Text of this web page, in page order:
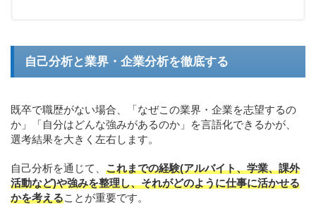
自己分析と業界・企業分析を徹底する
既卒で職歴がない場合、「なぜこの業界・企業を志望するの
か」「自分はどんな強みがあるのか」を言語化できるかが、
選考結果を大きく左右します。
自己分析を通じて、 これまでの経験(アルバイト、学業、課外
活動など)や強みを整理し、それがどのように仕事に活かせる
かを考えることが重要です。